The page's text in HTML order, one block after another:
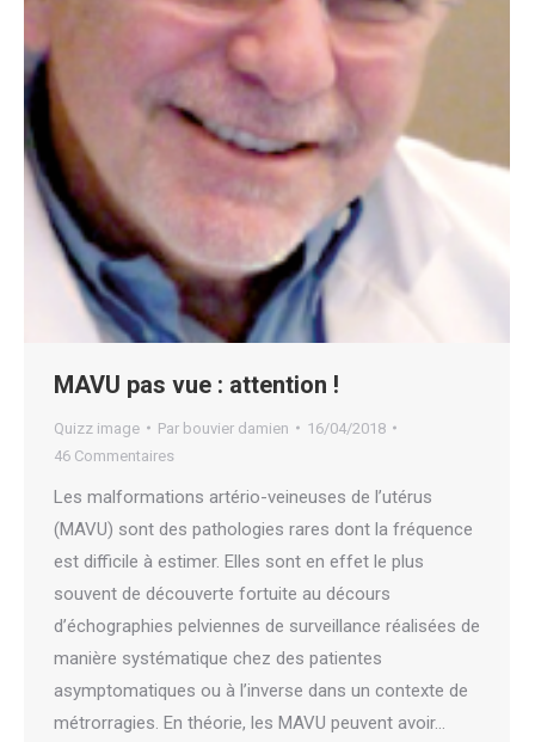
MAVU pas vue : attention !
Quizz image Par bouvier damien
16/04/2018
46 Commentaires
Les malformations artério-veineuses de l’utérus
(MAVU) sont des pathologies rares dont la fréquence
est difficile à estimer. Elles sont en effet le plus
souvent de découverte fortuite au décours
d’échographies pelviennes de surveillance réalisées de
manière systématique chez des patientes
asymptomatiques ou à l’inverse dans un contexte de
métrorragies. En théorie, les MAVU peuvent avoir…